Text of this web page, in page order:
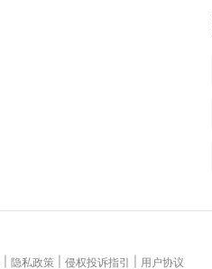
隐私政策 侵权投诉指引 用户协议